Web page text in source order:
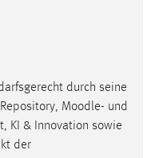
durch seine
Moodle- und
KI & Innovation sowie
der